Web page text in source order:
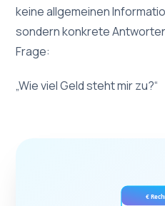
keine allgemeinen
sondern konkrete
Frage:
„Wie viel Geld steht mir zu?“